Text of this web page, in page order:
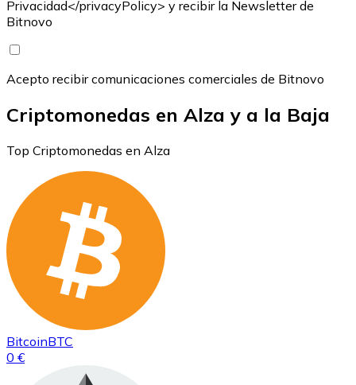
Privacidad</privacyPolicy> y recibir la Newsletter de
Bitnovo
Acepto recibir comunicaciones comerciales de Bitnovo
Criptomonedas en Alza y a la Baja
Top Criptomonedas en Alza
BitcoinBTC
0 €